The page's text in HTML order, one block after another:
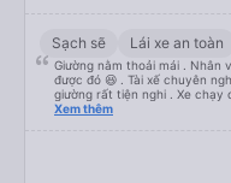
Sạch sẽ Lái xe an toàn
Giường nằm thoải mái . Nhân
được đó 😆 . Tài xế chuyên
giường rất tiện nghi . Xe chạy
. Điểm 10 cho hoàng long đỏ 👍
Xem thêm